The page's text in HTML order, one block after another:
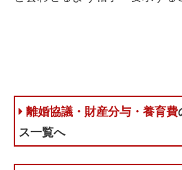
離婚協議・財産分与・養育費
ス一覧へ